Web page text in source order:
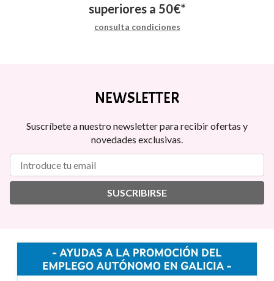
superiores a 50€*
consulta condiciones
NEWSLETTER
Suscríbete a nuestro newsletter para recibir ofertas y
novedades exclusivas.
SUSCRIBIRSE